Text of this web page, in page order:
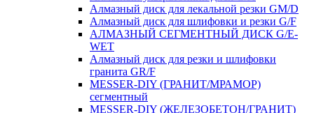
Алмазный диск для лекальной резки GM/D
Алмазный диск для шлифовки и резки G/F
АЛМАЗНЫЙ СЕГМЕНТНЫЙ ДИСК G/E-
WET
Алмазный диск для резки и шлифовки
гранита GR/F
MESSER-DIY (ГРАНИТ/МРАМОР)
сегментный
MESSER-DIY (ЖЕЛЕЗОБЕТОН/ГРАНИТ)